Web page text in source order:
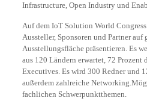
Infrastructure, Open Industry und
Auf dem IoT Solution World
Aussteller, Sponsoren und Partner auf
Ausstellungsfläche präsentieren. Es
aus 120 Ländern erwartet, 72
Executives. Es wird 300 Redner und
außerdem zahlreiche
fachlichen Schwerpunktthemen.